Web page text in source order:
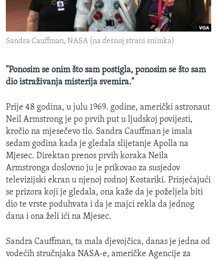
MAGAZIN
O GLASU AMERIKE
PRATITE NAS
Jezici
Sandra Cauffman, NASA (na desnoj strani snimka)
"Ponosim se onim što sam postigla, ponosim se što sam
dio istraživanja misterija svemira."
Prije 48 godina, u julu 1969. godine, američki astronaut
Neil Armstrong je po prvih put u ljudskoj povijesti,
kročio na mjesečevo tlo. Sandra Cauffman je imala
sedam godina kada je gledala slijetanje Apolla na
Mjesec. Direktan prenos prvih koraka Neila
Armstronga doslovno ju je prikovao za susjedov
televizijski ekran u njenoj rodnoj Kostariki. Prisjećajući
se prizora koji je gledala, ona kaže da je poželjela biti
dio te vrste poduhvata i da je majci rekla da jednog
dana i ona želi ići na Mjesec.
Sandra Cauffman, ta mala djevojčica, danas je jedna od
vodećih stručnjaka NASA-e, američke Agencije za